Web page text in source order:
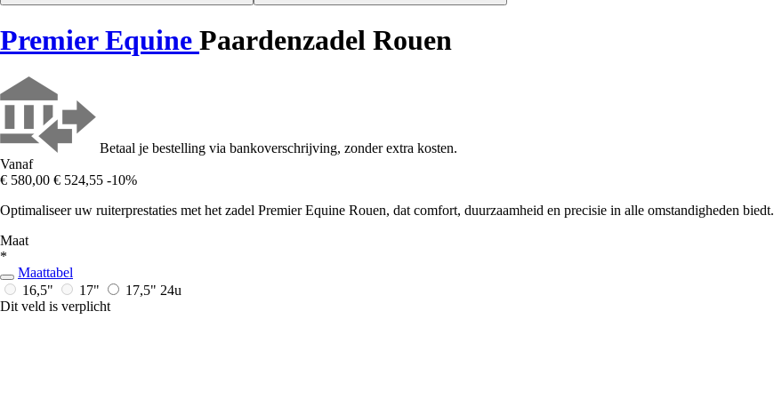
Premier Equine Paardenzadel Rouen
Betaal je bestelling via bankoverschrijving, zonder extra kosten.
Vanaf
€ 580,00 € 524,55 -10%
Optimaliseer uw ruiterprestaties met het zadel Premier Equine Rouen, dat comfort, duurzaamheid en precisie in alle omstandigheden biedt.
Maat
*
Maattabel
16,5"
17" 17,5" 24u
Dit veld is verplicht